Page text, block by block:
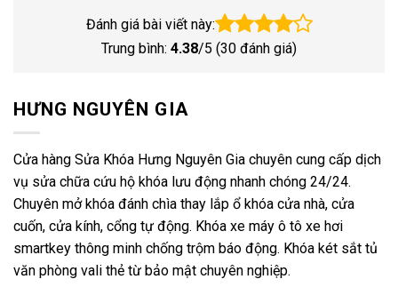
Đánh giá bài viết này:
Trung bình: 4.38/5 (30 đánh giá)
HƯNG NGUYÊN GIA
Cửa hàng Sửa Khóa Hưng Nguyên Gia chuyên cung cấp dịch
vụ sửa chữa cứu hộ khóa lưu động nhanh chóng 24/24.
Chuyên mở khóa đánh chìa thay lắp ổ khóa cửa nhà, cửa
cuốn, cửa kính, cổng tự động. Khóa xe máy ô tô xe hơi
smartkey thông minh chống trộm báo động. Khóa két sắt tủ
văn phòng vali thẻ từ bảo mật chuyên nghiệp.